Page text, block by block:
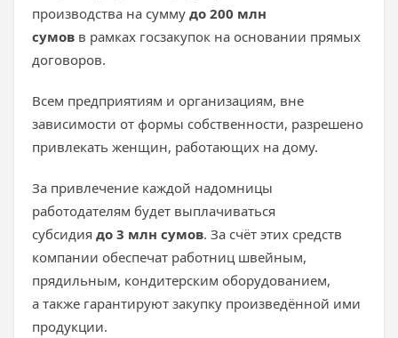
производства на сумму до 200 млн
сумов в рамках госзакупок на основании прямых
договоров.
Всем предприятиям и организациям, вне
зависимости от формы собственности, разрешено
привлекать женщин, работающих на дому.
За привлечение каждой надомницы
работодателям будет выплачиваться
субсидия до 3 млн сумов. За счёт этих средств
компании обеспечат работниц швейным,
прядильным, кондитерским оборудованием,
а также гарантируют закупку произведённой ими
продукции.